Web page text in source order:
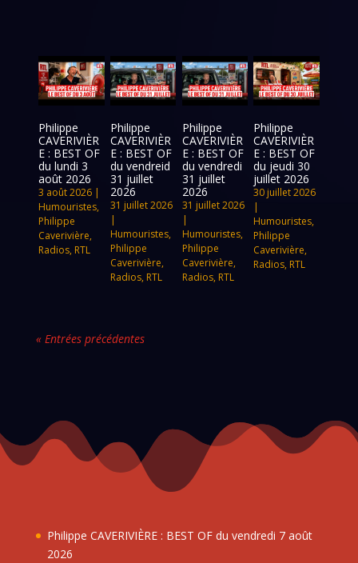
Philippe
CAVERIVIÈR
E : BEST OF
du lundi 3
août 2026
3 août 2026 |
Humouristes,
Philippe
Caverivière,
Radios, RTL
Philippe
CAVERIVIÈR
E : BEST OF
du vendreid
31 juillet
2026
31 juillet 2026
|
Humouristes,
Philippe
Caverivière,
Radios, RTL
Philippe
CAVERIVIÈR
E : BEST OF
du vendredi
31 juillet
2026
31 juillet 2026
|
Humouristes,
Philippe
Caverivière,
Radios, RTL
Philippe
CAVERIVIÈR
E : BEST OF
du jeudi 30
juillet 2026
30 juillet 2026
|
Humouristes,
Philippe
Caverivière,
Radios, RTL
« Entrées précédentes
Philippe CAVERIVIÈRE : BEST OF du vendredi 7 août
2026